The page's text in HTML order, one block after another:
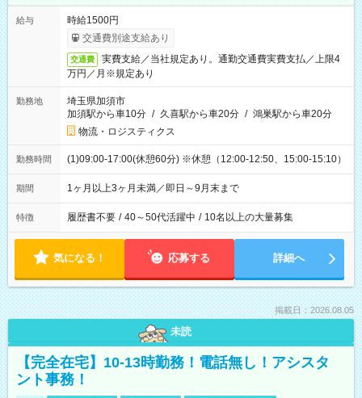
給与
時給1500円
交通費別途支給あり
交通費
実費支給／当社規定あり。通勤交通費実費支払／上限4
万円／月※規定あり
勤務地
埼玉県加須市
加須駅から車10分 / 久喜駅から車20分 / 鴻巣駅から車20分
物流・ロジスティクス
勤務時間 (1)09:00-17:00(休憩60分) ※休憩（12:00-12:50、15:00-15:10）
期間 1ヶ月以上3ヶ月未満／即日～9月末まで
特徴 履歴書不要 / 40～50代活躍中 / 10名以上の大量募集
気になる！ 応募する 詳細へ
掲載日：2026.08.05
未読
【完全在宅】10-13時勤務！電話無し！アシスタ
ント事務！